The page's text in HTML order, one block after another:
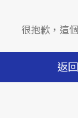
很抱歉，這
返